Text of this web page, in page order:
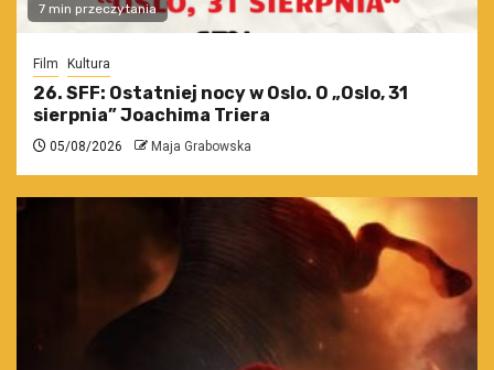
7 min przeczytania
Film Kultura
26. SFF: Ostatniej nocy w Oslo. O „Oslo, 31
sierpnia” Joachima Triera
05/08/2026 Maja Grabowska